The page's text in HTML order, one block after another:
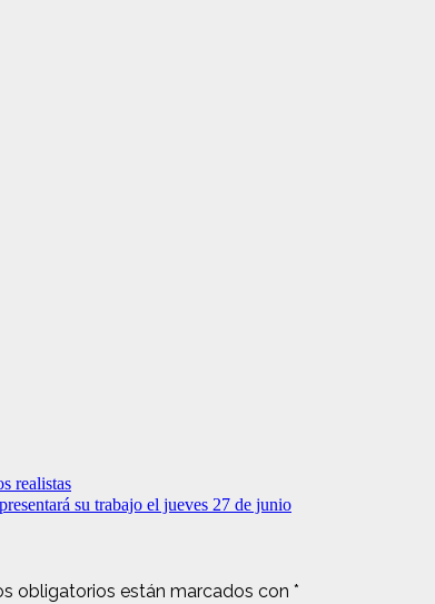
realistas
su trabajo el jueves 27 de junio
obligatorios están marcados con *